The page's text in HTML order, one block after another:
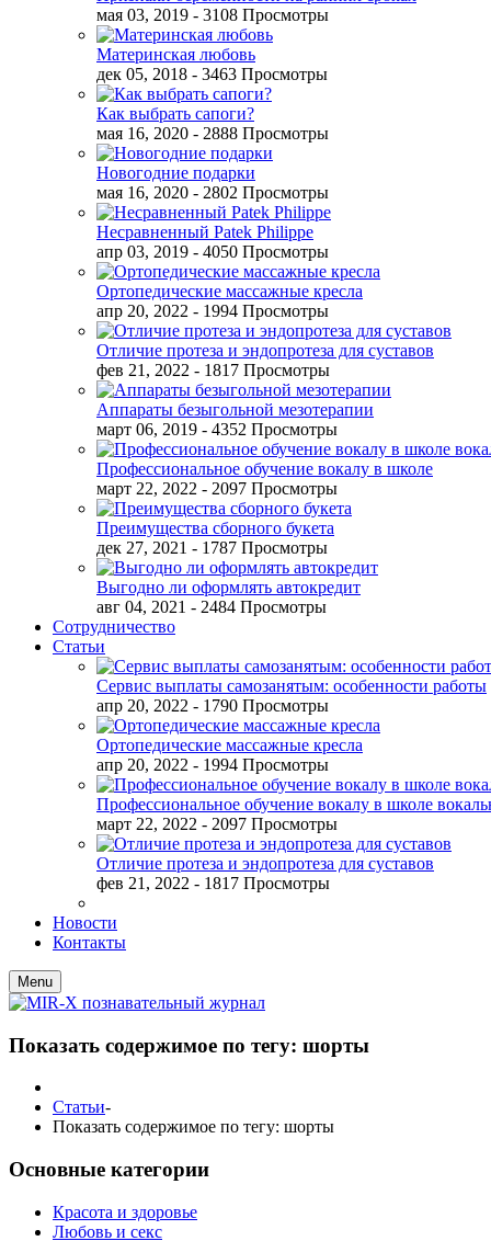
мая 03, 2019 - 3108 Просмотры
Материнская любовь
дек 05, 2018 - 3463 Просмотры
Как выбрать сапоги?
мая 16, 2020 - 2888 Просмотры
Новогодние подарки
мая 16, 2020 - 2802 Просмотры
Несравненный Patek Philippe
апр 03, 2019 - 4050 Просмотры
Ортопедические массажные кресла
апр 20, 2022 - 1994 Просмотры
Отличие протеза и эндопротеза для суставов
фев 21, 2022 - 1817 Просмотры
Аппараты безыгольной мезотерапии
март 06, 2019 - 4352 Просмотры
Профессиональное обучение вокалу в школе
март 22, 2022 - 2097 Просмотры
Преимущества сборного букета
дек 27, 2021 - 1787 Просмотры
Выгодно ли оформлять автокредит
авг 04, 2021 - 2484 Просмотры
Сотрудничество
Статьи
Сервис выплаты самозанятым: особенности работы
апр 20, 2022 - 1790 Просмотры
Ортопедические массажные кресла
апр 20, 2022 - 1994 Просмотры
Профессиональное обучение вокалу в школе
март 22, 2022 - 2097 Просмотры
Отличие протеза и эндопротеза для суставов
фев 21, 2022 - 1817 Просмотры
Новости
Контакты
Menu
Показать содержимое по тегу: шорты
Статьи-
Показать содержимое по тегу: шорты
Основные категории
Красота и здоровье
Любовь и секс